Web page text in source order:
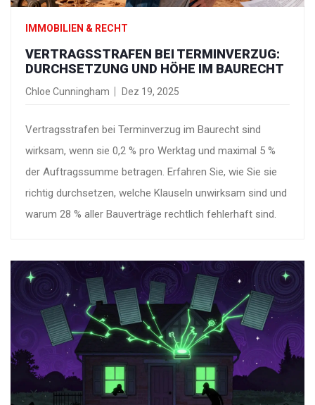
IMMOBILIEN & RECHT
VERTRAGSSTRAFEN BEI TERMINVERZUG:
DURCHSETZUNG UND HÖHE IM BAURECHT
Chloe Cunningham Dez 19, 2025
Vertragsstrafen bei Terminverzug im Baurecht sind
wirksam, wenn sie 0,2 % pro Werktag und maximal 5 %
der Auftragssumme betragen. Erfahren Sie, wie Sie sie
richtig durchsetzen, welche Klauseln unwirksam sind und
warum 28 % aller Bauverträge rechtlich fehlerhaft sind.